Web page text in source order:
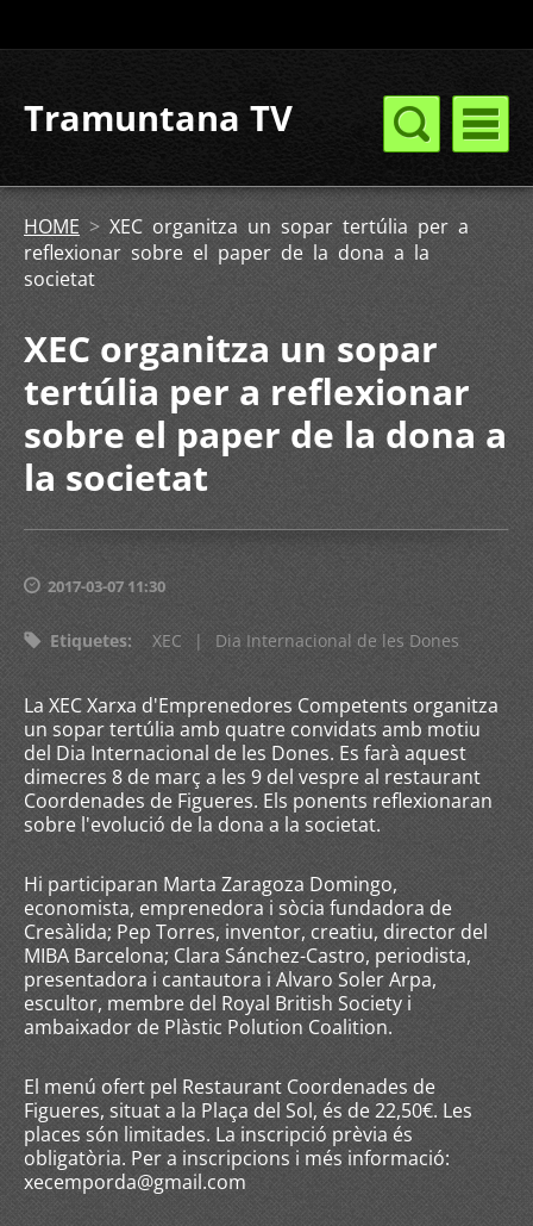
Tramuntana TV
HOME > XEC organitza un sopar tertúlia per a
reflexionar sobre el paper de la dona a la
societat
XEC organitza un sopar
tertúlia per a reflexionar
sobre el paper de la dona a
la societat
2017-03-07 11:30
Etiquetes: XEC | Dia Internacional de les Dones
La XEC Xarxa d'Emprenedores Competents organitza
un sopar tertúlia amb quatre convidats amb motiu
del Dia Internacional de les Dones. Es farà aquest
dimecres 8 de març a les 9 del vespre al restaurant
Coordenades de Figueres. Els ponents reflexionaran
sobre l'evolució de la dona a la societat.
Hi participaran Marta Zaragoza Domingo,
economista, emprenedora i sòcia fundadora de
Cresàlida; Pep Torres, inventor, creatiu, director del
MIBA Barcelona; Clara Sánchez-Castro, periodista,
presentadora i cantautora i Alvaro Soler Arpa,
escultor, membre del Royal British Society i
ambaixador de Plàstic Polution Coalition.
El menú ofert pel Restaurant Coordenades de
Figueres, situat a la Plaça del Sol, és de 22,50€. Les
places són limitades. La inscripció prèvia és
obligatòria. Per a inscripcions i més informació:
xecemporda@gmail.com